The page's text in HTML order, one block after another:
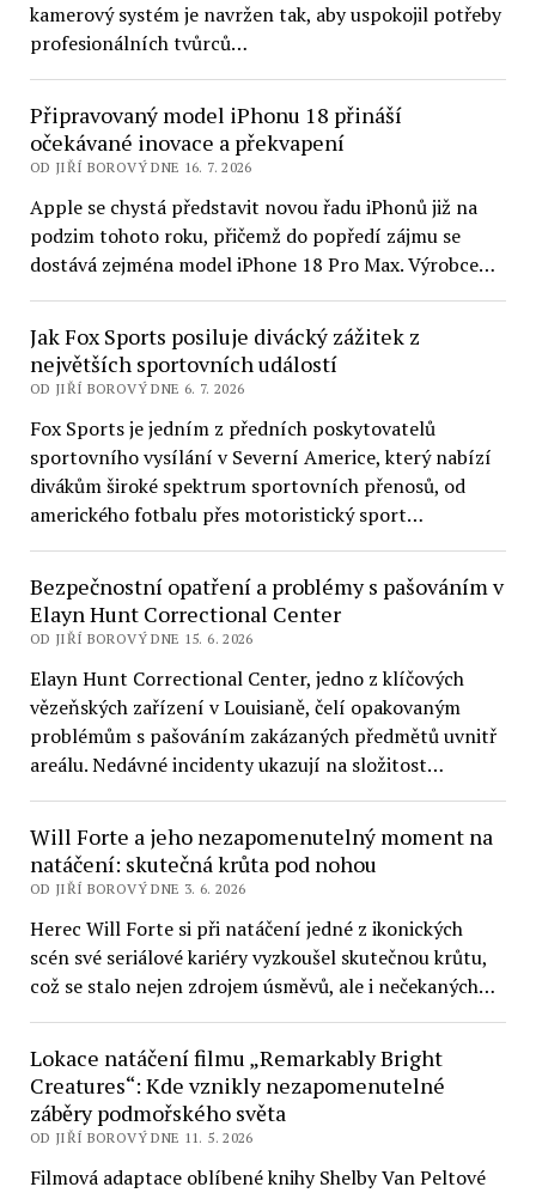
kamerový systém je navržen tak, aby uspokojil potřeby
profesionálních tvůrců…
Připravovaný model iPhonu 18 přináší
očekávané inovace a překvapení
OD JIŘÍ BOROVÝ DNE 16. 7. 2026
Apple se chystá představit novou řadu iPhonů již na
podzim tohoto roku, přičemž do popředí zájmu se
dostává zejména model iPhone 18 Pro Max. Výrobce…
Jak Fox Sports posiluje divácký zážitek z
největších sportovních událostí
OD JIŘÍ BOROVÝ DNE 6. 7. 2026
Fox Sports je jedním z předních poskytovatelů
sportovního vysílání v Severní Americe, který nabízí
divákům široké spektrum sportovních přenosů, od
amerického fotbalu přes motoristický sport…
Bezpečnostní opatření a problémy s pašováním v
Elayn Hunt Correctional Center
OD JIŘÍ BOROVÝ DNE 15. 6. 2026
Elayn Hunt Correctional Center, jedno z klíčových
vězeňských zařízení v Louisianě, čelí opakovaným
problémům s pašováním zakázaných předmětů uvnitř
areálu. Nedávné incidenty ukazují na složitost…
Will Forte a jeho nezapomenutelný moment na
natáčení: skutečná krůta pod nohou
OD JIŘÍ BOROVÝ DNE 3. 6. 2026
Herec Will Forte si při natáčení jedné z ikonických
scén své seriálové kariéry vyzkoušel skutečnou krůtu,
což se stalo nejen zdrojem úsměvů, ale i nečekaných…
Lokace natáčení filmu „Remarkably Bright
Creatures“: Kde vznikly nezapomenutelné
záběry podmořského světa
OD JIŘÍ BOROVÝ DNE 11. 5. 2026
Filmová adaptace oblíbené knihy Shelby Van Peltové